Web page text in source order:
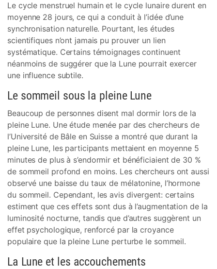
Le cycle menstruel humain et le cycle lunaire durent en
moyenne 28 jours, ce qui a conduit à l’idée d’une
synchronisation naturelle. Pourtant, les études
scientifiques n’ont jamais pu prouver un lien
systématique. Certains témoignages continuent
néanmoins de suggérer que la Lune pourrait exercer
une influence subtile.
Le sommeil sous la pleine Lune
Beaucoup de personnes disent mal dormir lors de la
pleine Lune. Une étude menée par des chercheurs de
l’Université de Bâle en Suisse a montré que durant la
pleine Lune, les participants mettaient en moyenne 5
minutes de plus à s’endormir et bénéficiaient de 30 %
de sommeil profond en moins. Les chercheurs ont aussi
observé une baisse du taux de mélatonine, l’hormone
du sommeil. Cependant, les avis divergent: certains
estiment que ces effets sont dus à l’augmentation de la
luminosité nocturne, tandis que d’autres suggèrent un
effet psychologique, renforcé par la croyance
populaire que la pleine Lune perturbe le sommeil.
La Lune et les accouchements